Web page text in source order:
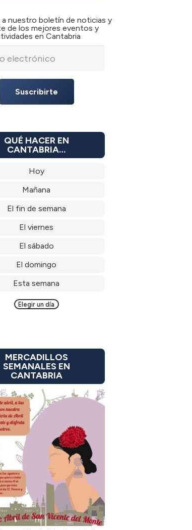
a nuestro boletín de noticias y
de los mejores eventos y
en Cantabria
Suscribirte
QUÉ HACER EN
CANTABRIA…
Hoy
Mañana
El fin de semana
El viernes
El sábado
El domingo
Esta semana
Elegir un día
MERCADILLOS
SEMANALES EN
CANTABRIA